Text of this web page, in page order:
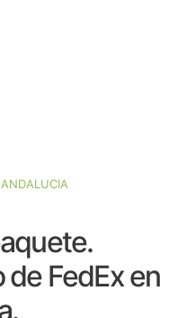
ANDALUCIA
FedEx en